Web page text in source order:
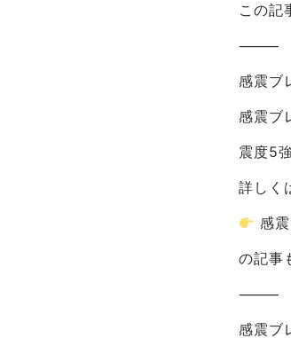
この記
⸻
感震ブ
感震ブ
震度5
詳しく
感
の記事
⸻
感震ブ